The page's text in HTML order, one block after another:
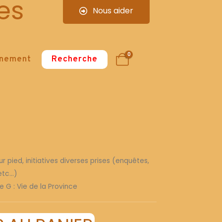
Nous aider
Recherche 0
pied, initiatives diverses prises (enquêtes,
G : Vie de la Province